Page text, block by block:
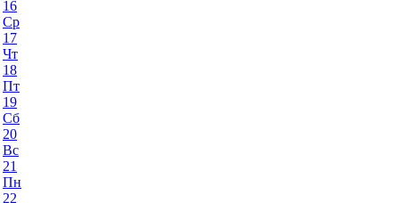
16
Ср
17
Чт
18
Пт
19
Сб
20
Вс
21
Пн
22